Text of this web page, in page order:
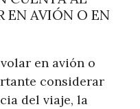
EN AVIÓN O EN
en avión o
considerar
del viaje, la